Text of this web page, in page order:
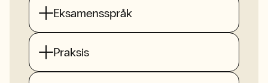
Eksamensspråk
Praksis